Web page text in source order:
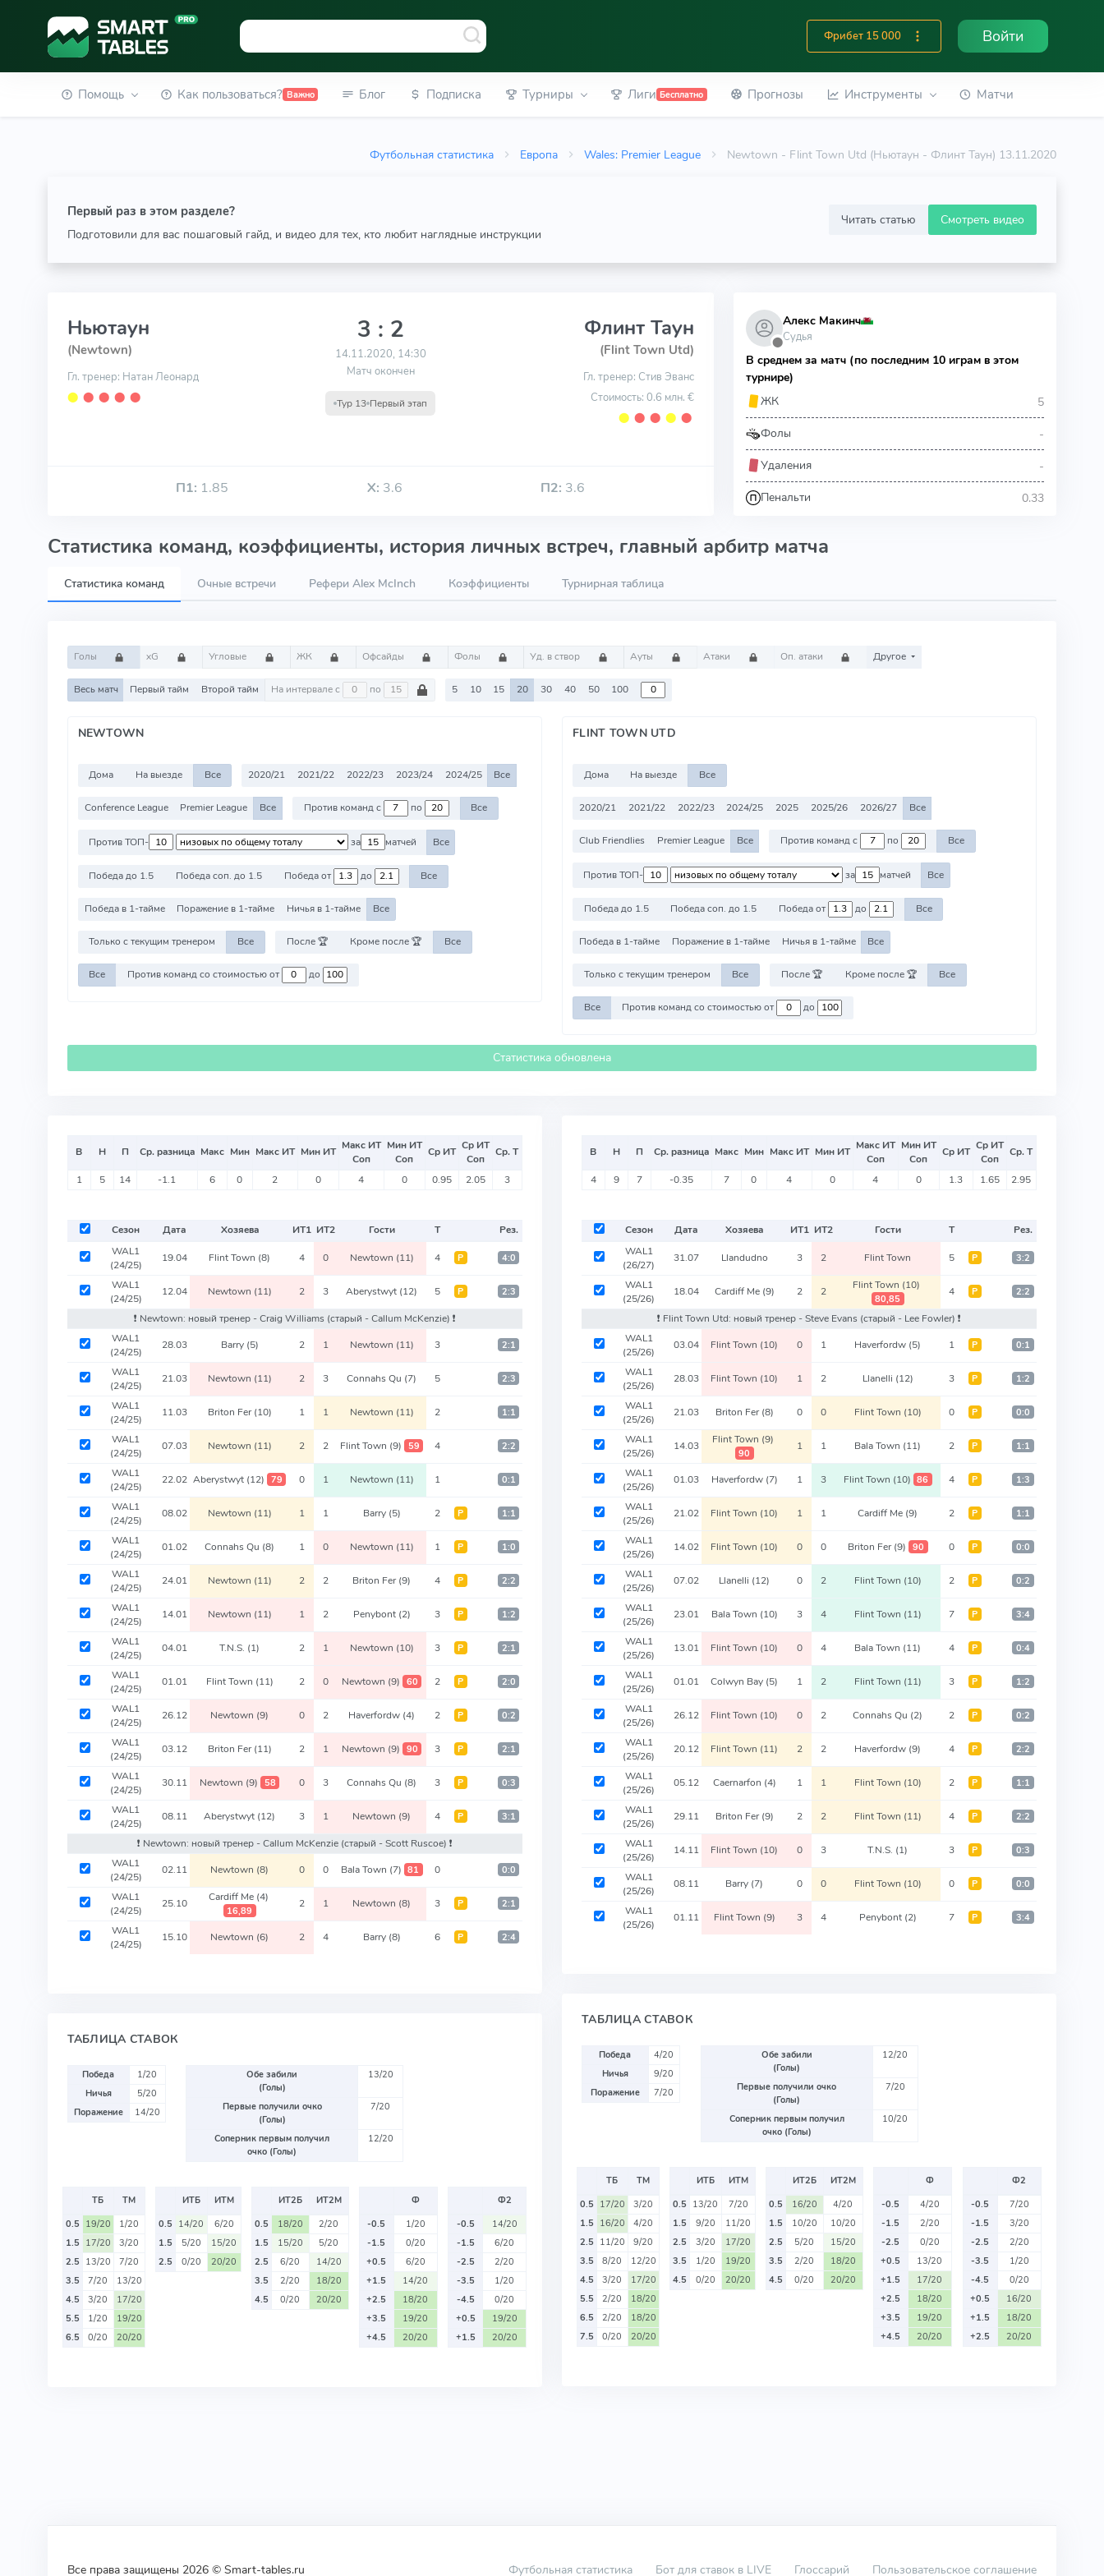
Фрибет 15 000 Войти
Помощь Как пользоваться? Важно Блог Подписка Турниры Лиги Бесплатно Прогнозы Инструменты Матчи
Футбольная статистика Европа Wales: Premier League Newtown - Flint Town Utd (Ньютаун - Флинт Таун) 13.11.2020
Первый раз в этом разделе?
Подготовили для вас пошаговый гайд, и видео для тех, кто любит наглядные инструкции
Читать статью Смотреть видео
Ньютаун
(Newtown)
Гл. тренер: Натан Леонард
⬤ ⬤ ⬤ ⬤ ⬤
3 : 2
14.11.2020, 14:30
Матч окончен
Тур 13 Первый этап
Флинт Таун
(Flint Town Utd)
Гл. тренер: Стив Эванс
Стоимость: 0.6 млн. €
⬤ ⬤ ⬤ ⬤ ⬤
П1: 1.85 Х: 3.6 П2: 3.6
⬤
Алекс Макинч
Судья
В среднем за матч (по последним 10 играм в этом
турнире)
ЖК
5
Фолы -
Удаления -
Пенальти 0.33
Статистика команд, коэффициенты, история личных встреч, главный арбитр матча
Статистика команд Очные встречи Рефери Alex McInch Коэффициенты Турнирная таблица
Голы xG Угловые ЖК Офсайды Фолы Уд. в створ Ауты Атаки Оп. атаки Другое
Весь матч Первый тайм Второй тайм На интервале с по 5 10 15 20 30 40 50 100
NEWTOWN
Дома На выезде Все 2020/21 2021/22 2022/23 2023/24 2024/25 Все
Conference League Premier League Все Против команд с по Все
Против ТОП- за матчей Все
Победа до 1.5 Победа соп. до 1.5 Победа от до Все
Победа в 1-тайме Поражение в 1-тайме Ничья в 1-тайме Все
Только с текущим тренером Все После 🏆 Кроме после 🏆 Все
Все Против команд со стоимостью от до
FLINT TOWN UTD
Дома На выезде Все
2020/21 2021/22 2022/23 2024/25 2025 2025/26 2026/27 Все
Club Friendlies Premier League Все Против команд с по Все
Против ТОП- за матчей Все
Победа до 1.5 Победа соп. до 1.5 Победа от до Все
Победа в 1-тайме Поражение в 1-тайме Ничья в 1-тайме Все
Только с текущим тренером Все После 🏆 Кроме после 🏆 Все
Все Против команд со стоимостью от до
Статистика обновлена
В Н П Ср. разница Макс Мин Макс ИТ Мин ИТ Макс ИТ
Соп
Мин ИТ
Соп
Ср ИТ Ср ИТ
Соп
Ср. Т
1 5 14 -1.1 6 0 2 0 4 0 0.95 2.05 3
Сезон Дата Хозяева ИТ1 ИТ2 Гости Т
Рез.
WAL1
(24/25)
19.04 Flint Town (8) 4 0 Newtown (11) 4 Р 4:0
WAL1
(24/25)
12.04 Newtown (11) 2 3 Aberystwyt (12) 5 Р 2:3
❗️ Newtown: новый тренер - Craig Williams (старый - Callum McKenzie) ❗️
WAL1
(24/25)
28.03 Barry (5) 2 1 Newtown (11) 3 2:1
WAL1
(24/25)
21.03 Newtown (11) 2 3 Connahs Qu (7) 5 2:3
WAL1
(24/25)
11.03 Briton Fer(10) 1 1 Newtown (11) 2 1:1
WAL1
(24/25)
07.03 Newtown (11) 2 2 Flint Town (9) 59 4 2:2
WAL1
(24/25)
22.02 Aberystwyt (12) 79 0 1 Newtown (11) 1 0:1
WAL1
(24/25)
08.02 Newtown (11) 1 1 Barry (5) 2 Р 1:1
WAL1
(24/25)
01.02 Connahs Qu (8) 1 0 Newtown (11) 1 Р 1:0
WAL1
(24/25)
24.01 Newtown (11) 2 2 Briton Fer(9) 4 Р 2:2
WAL1
(24/25)
14.01 Newtown (11) 1 2 Penybont (2) 3 Р 1:2
WAL1
(24/25)
04.01 T.N.S. (1) 2 1 Newtown (10) 3 Р 2:1
WAL1
(24/25)
01.01 Flint Town (11) 2 0 Newtown (9) 60 2 Р 2:0
WAL1
(24/25)
26.12 Newtown (9) 0 2 Haverfordw (4) 2 Р 0:2
WAL1
(24/25)
03.12 Briton Fer(11) 2 1 Newtown (9) 90 3 Р 2:1
WAL1
(24/25)
30.11 Newtown (9) 58 0 3 Connahs Qu (8) 3 Р 0:3
WAL1
(24/25)
08.11 Aberystwyt (12) 3 1 Newtown (9) 4 Р 3:1
❗️ Newtown: новый тренер - Callum McKenzie (старый - Scott Ruscoe) ❗️
WAL1
(24/25)
02.11 Newtown (8) 0 0 Bala Town (7) 81 0 0:0
WAL1
(24/25)
25.10 Cardiff Me (4)
16,89
2 1 Newtown (8) 3 Р 2:1
WAL1
(24/25)
15.10 Newtown (6) 2 4 Barry (8) 6 Р 2:4
ТАБЛИЦА СТАВОК
Победа
1/20
Ничья
5/20
Поражение
14/20
Обе забили
(Голы)
13/20
Первые получили очко
(Голы)
7/20
Соперник первым получил
очко (Голы)
12/20
ТБ
ТМ
0.5 19/20
1/20
1.5 17/20
3/20
2.5 13/20
7/20
3.5
7/20
13/20
4.5
3/20
17/20
5.5
1/20
19/20
6.5
0/20 20/20
ИТБ
ИТМ
0.5 14/20
6/20
1.5
5/20
15/20
2.5
0/20 20/20
ИТ2Б
ИТ2М
0.5
18/20
2/20
1.5
15/20
5/20
2.5
6/20
14/20
3.5
2/20
18/20
4.5
0/20 20/20
Ф
-0.5
1/20
-1.5
0/20
+0.5
6/20
+1.5
14/20
+2.5
18/20
+3.5
19/20
+4.5
20/20
Ф2
-0.5
14/20
-1.5
6/20
-2.5
2/20
-3.5
1/20
-4.5
0/20
+0.5
19/20
+1.5
20/20
В Н П Ср. разница Макс Мин Макс ИТ Мин ИТ Макс ИТ
Соп
Мин ИТ
Соп
Ср ИТ Ср ИТ
Соп
Ср. Т
4 9 7 -0.35 7 0 4 0 4 0 1.3 1.65 2.95
Сезон Дата Хозяева ИТ1 ИТ2 Гости Т
Рез.
WAL1
(26/27)
31.07 Llandudno 3 2 Flint Town 5 Р 3:2
WAL1
(25/26)
18.04 Cardiff Me (9) 2 2 Flint Town (10)
80,85
4 Р 2:2
❗️ Flint Town Utd: новый тренер - Steve Evans (старый - Lee Fowler) ❗️
WAL1
(25/26)
03.04 Flint Town (10) 0 1 Haverfordw (5) 1 Р 0:1
WAL1
(25/26)
28.03 Flint Town (10) 1 2 Llanelli (12) 3 Р 1:2
WAL1
(25/26)
21.03 Briton Fer(8) 0 0 Flint Town (10) 0 Р 0:0
WAL1
(25/26)
14.03 Flint Town (9)
90
1 1 Bala Town (11) 2 Р 1:1
WAL1
(25/26)
01.03 Haverfordw (7) 1 3 Flint Town (10) 86 4 Р 1:3
WAL1
(25/26)
21.02 Flint Town (10) 1 1 Cardiff Me (9) 2 Р 1:1
WAL1
(25/26)
14.02 Flint Town (10) 0 0 Briton Fer(9) 90 0 Р 0:0
WAL1
(25/26)
07.02 Llanelli (12) 0 2 Flint Town (10) 2 Р 0:2
WAL1
(25/26)
23.01 Bala Town (10) 3 4 Flint Town (11) 7 Р 3:4
WAL1
(25/26)
13.01 Flint Town (10) 0 4 Bala Town (11) 4 Р 0:4
WAL1
(25/26)
01.01 Colwyn Bay (5) 1 2 Flint Town (11) 3 Р 1:2
WAL1
(25/26)
26.12 Flint Town (10) 0 2 Connahs Qu (2) 2 Р 0:2
WAL1
(25/26)
20.12 Flint Town (11) 2 2 Haverfordw (9) 4 Р 2:2
WAL1
(25/26)
05.12 Caernarfon (4) 1 1 Flint Town (10) 2 Р 1:1
WAL1
(25/26)
29.11 Briton Fer(9) 2 2 Flint Town (11) 4 Р 2:2
WAL1
(25/26)
14.11 Flint Town (10) 0 3 T.N.S. (1) 3 Р 0:3
WAL1
(25/26)
08.11 Barry (7) 0 0 Flint Town (10) 0 Р 0:0
WAL1
(25/26)
01.11 Flint Town (9) 3 4 Penybont (2) 7 Р 3:4
ТАБЛИЦА СТАВОК
Победа
4/20
Ничья
9/20
Поражение
7/20
Обе забили
(Голы)
12/20
Первые получили очко
(Голы)
7/20
Соперник первым получил
очко (Голы)
10/20
ТБ
ТМ
0.5 17/20
3/20
1.5 16/20
4/20
2.5 11/20
9/20
3.5
8/20
12/20
4.5
3/20
17/20
5.5
2/20
18/20
6.5
2/20
18/20
7.5
0/20 20/20
ИТБ
ИТМ
0.5 13/20
7/20
1.5
9/20
11/20
2.5
3/20
17/20
3.5
1/20
19/20
4.5
0/20 20/20
ИТ2Б
ИТ2М
0.5
16/20
4/20
1.5
10/20
10/20
2.5
5/20
15/20
3.5
2/20
18/20
4.5
0/20 20/20
Ф
-0.5
4/20
-1.5
2/20
-2.5
0/20
+0.5
13/20
+1.5
17/20
+2.5
18/20
+3.5
19/20
+4.5
20/20
Ф2
-0.5
7/20
-1.5
3/20
-2.5
2/20
-3.5
1/20
-4.5
0/20
+0.5
16/20
+1.5
18/20
+2.5
20/20
Все права защищены 2026 © Smart-tables.ru Футбольная статистика Бот для ставок в LIVE Глоссарий Пользовательское соглашение